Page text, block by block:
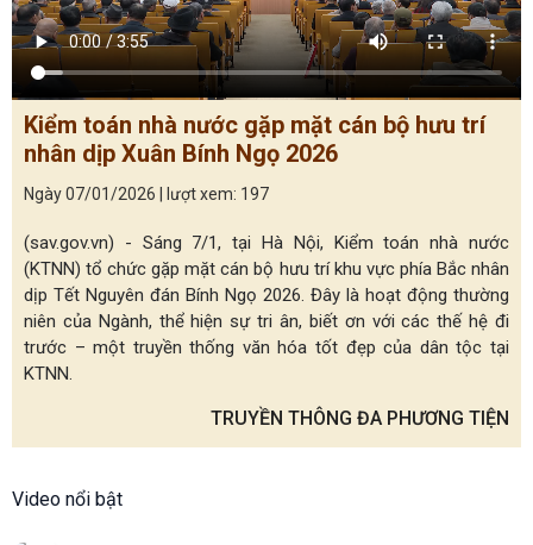
Kiểm toán nhà nước gặp mặt cán bộ hưu trí
nhân dịp Xuân Bính Ngọ 2026
Ngày 07/01/2026 | lượt xem: 197
(sav.gov.vn) - Sáng 7/1, tại Hà Nội, Kiểm toán nhà nước
(KTNN) tổ chức gặp mặt cán bộ hưu trí khu vực phía Bắc nhân
dịp Tết Nguyên đán Bính Ngọ 2026. Đây là hoạt động thường
niên của Ngành, thể hiện sự tri ân, biết ơn với các thế hệ đi
trước – một truyền thống văn hóa tốt đẹp của dân tộc tại
KTNN.
TRUYỀN THÔNG ĐA PHƯƠNG TIỆN
Video nổi bật